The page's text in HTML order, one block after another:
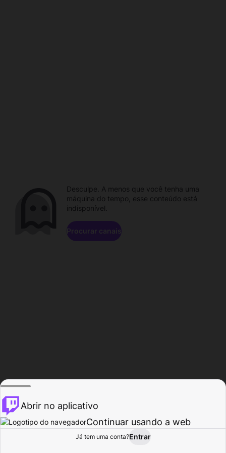
Procurar Atividade
Desculpe. A menos que você tenha uma
máquina do tempo, esse conteúdo está
indisponível.
Procurar canais
Abrir no aplicativo
Continuar usando a web
Já tem uma conta?Entrar